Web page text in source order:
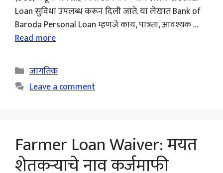
Loan सुविधा उपलब्ध करून दिली जाते. या लेखात Bank of
Baroda Personal Loan म्हणजे काय, पात्रता, आवश्यक …
Read more
Categories
जागतिक
Leave a comment
Farmer Loan Waiver: मयत
शेतकऱ्याचे नाव कर्जमाफी